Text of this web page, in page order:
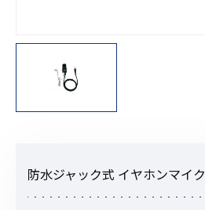
防水ジャック式 イヤホンマイク